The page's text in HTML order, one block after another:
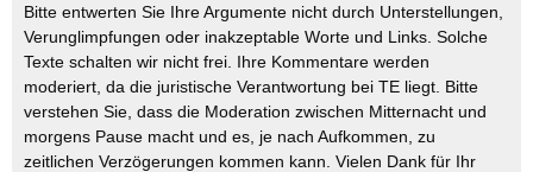
Bitte entwerten Sie Ihre Argumente nicht durch Unterstellungen,
Verunglimpfungen oder inakzeptable Worte und Links. Solche
Texte schalten wir nicht frei. Ihre Kommentare werden
moderiert, da die juristische Verantwortung bei TE liegt. Bitte
verstehen Sie, dass die Moderation zwischen Mitternacht und
morgens Pause macht und es, je nach Aufkommen, zu
zeitlichen Verzögerungen kommen kann. Vielen Dank für Ihr